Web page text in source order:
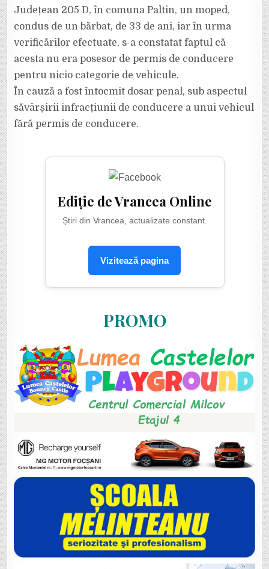
Județean 205 D, în comuna Paltin, un moped,
condus de un bărbat, de 33 de ani, iar în urma
verificărilor efectuate, s-a constatat faptul că
acesta nu era posesor de permis de conducere
pentru nicio categorie de vehicule.
În cauză a fost întocmit dosar penal, sub aspectul
săvârșirii infracțiunii de conducere a unui vehicul
fără permis de conducere.
Ediție de Vrancea Online
Știri din Vrancea, actualizate constant.
Vizitează pagina
PROMO